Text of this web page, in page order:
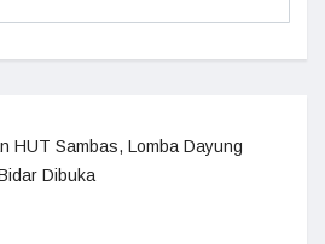
HUT Sambas, Lomba Dayung
Dibuka